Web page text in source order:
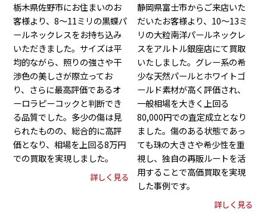
栃木県佐野市にお住まいのお
客様より、8～11ミリの黒蝶パ
ールネックレスをお持ち込み
いただきました。サイズは平
均的ながら、照りの強さや干
渉色の美しさが際立ってお
り、さらに最高評価であるオ
ーロラピーコックと判断でき
る品質でした。多少の傷は見
られたものの、総合的に高評
価となり、相場を上回る8万円
での買取を実現しました。
詳しく見る
静岡県富士市からご来店いた
だいたお客様より、10～13ミ
リの大粒南洋パールネックレ
スをアルトル銀座店にて買取
いたしました。グレー系の希
少な天然パールとホワイトゴ
ールド素材が高く評価され、
一般相場を大きく上回る
80,000円での査定成立となり
ました。傷のある状態であっ
ても珠の大きさや希少性を重
視し、独自の再販ルートを活
用することで高価買取を実現
した事例です。
詳しく見る